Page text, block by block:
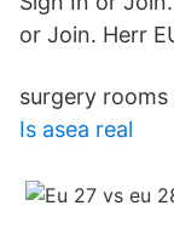
or Join. Herr
surgery rooms
Is asea real